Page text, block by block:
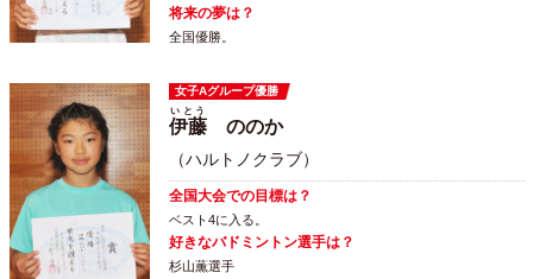
将来の夢は？
全国優勝。
女子Aグループ優勝
伊藤
いとう
ののか
（ハルトノクラブ）
全国大会での目標は？
ベスト4に入る。
好きなバドミントン選手は？
杉山薫選手